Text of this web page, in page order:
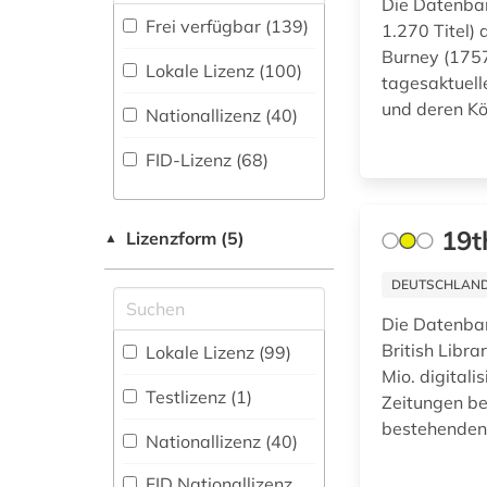
Energietechnik (39)
Ethnologie (92)
Geographie (101)
Geowissenschaften
(37)
Niederlandistik.
Geschichte (465)
Geschichte der
Pädagogik und des
Bildungswesens (4)
Gesundheitswissenschaften
(11)
abgeordnetenhaus
(1)
abgeordneter (6)
abolitionismus (1)
abraham (1)
administrative
adressbuch (23)
adressdatenbank (1)
adressensammlung
(1)
Buchhandelsverzeichnis
Disziplinäre
Forschungsdatenrepositorien
(3
Disziplinäre
Fachbibliographie
Faktendatenbank
(150 )
National-,
(12 )
Portal (104)
Frei verfügbar (139)
Lokale Lizenz (100)
Nationallizenz (40)
FID-Lizenz (68)
▲ Lizenzform (5)
Lokale Lizenz (99)
Testlizenz (1)
Nationallizenz (40)
Die
1.270 Titel)
Burney
und deren
Die
British
Mio.
Zeitungen